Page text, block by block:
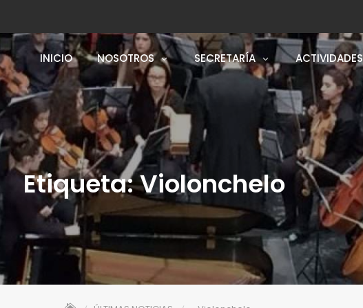
INICIO
NOSOTROS SECRETARÍA ACTIVIDADES
Etiqueta:Violonchelo